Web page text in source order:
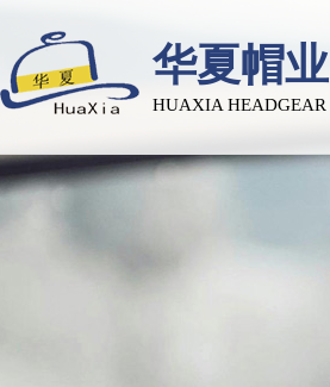
华夏帽业
HUAXIA HEADGEAR